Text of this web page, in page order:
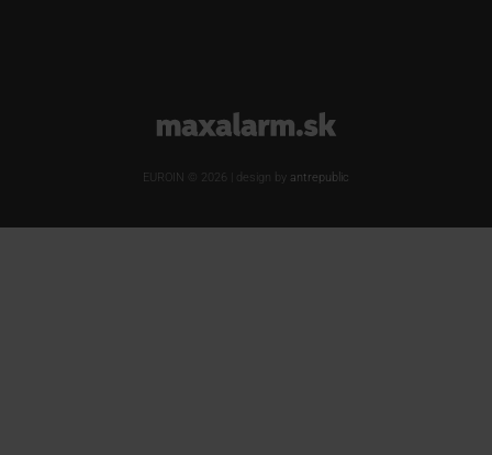
www.maxalarm.sk
EUROIN © 2026 | design by antrepublic